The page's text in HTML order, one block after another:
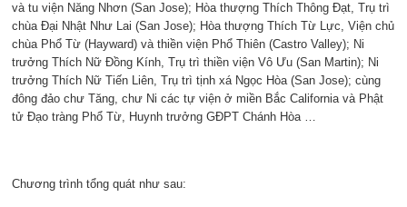
và tu viện Năng Nhơn (San Jose); Hòa thượng Thích Thông Đạt, Trụ trì
chùa Đại Nhật Như Lai (San Jose); Hòa thượng Thích Từ Lực, Viện chủ
chùa Phổ Từ (Hayward) và thiền viện Phổ Thiên (Castro Valley); Ni
trưởng Thích Nữ Đồng Kính, Trụ trì thiền viện Vô Ưu (San Martin); Ni
trưởng Thích Nữ Tiến Liên, Trụ trì tịnh xá Ngọc Hòa (San Jose); cùng
đông đảo chư Tăng, chư Ni các tự viện ở miền Bắc California và Phật
tử Đạo tràng Phổ Từ, Huynh trưởng GĐPT Chánh Hòa …
Chương trình tổng quát như sau: